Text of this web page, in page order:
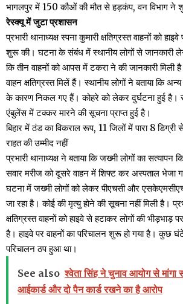
भागलपुर में 150 कौओं की मौत से हड़कंप, वन विभाग ने
रेस्क्यू में जुटा प्रशासन
प्रभारी थानाध्यक्ष स्पना कुमारी क्षतिग्रस्त वाहनों को
शुरू की। घटना के संबंध में स्थानीय लोगों से जानकारी
कि तीन वाहनों को आपस में टकरा ने की जानकारी मिली
वाहन क्षतिग्रस्त मिलें हैं। स्थानीय लोगों ने बताया कि
के कारण निकल गए हैं। कोहरे को लेकर दुर्घटना हुई है।
एंबुलेंस में टक्कर मारने की सूचना प्राप्त हुई है।
बिहार में ठंड का विकराल रूप, 11 जिलों में पारा 8
राहत की उम्मीद नहीं
प्रभारी थानाध्यक्ष ने बताया कि जख्मी लोगों का सत्यापन
सवार मरीज को दूसरे वाहन में शिफ्ट कर अस्पताल भेजा
घटना में जख्मी लोगों को लेकर पीएचसी और
जा रहा है। कोई की मृत्यु होने की सूचना नहीं मिली है।
क्षतिग्रस्त वाहनों को हाइवे से हटाकर लोगों की भीड़भाड़
है। हाइवे पर वाहनों का परिचालन शुरू हो गया है। कुछ
परिचालन ठप हुआ था।
See also श्वेता सिंह ने चुनाव आयोग से मांगा
आईकार्ड और दो पैन कार्ड रखने का है आरोप